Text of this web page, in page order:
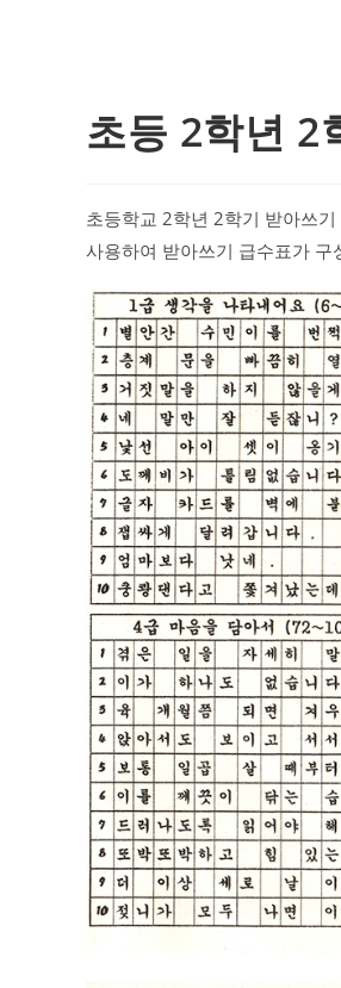
초등 2학년 2
초등학교 2학년 2학기 받아쓰
사용하여 받아쓰기 급수표가